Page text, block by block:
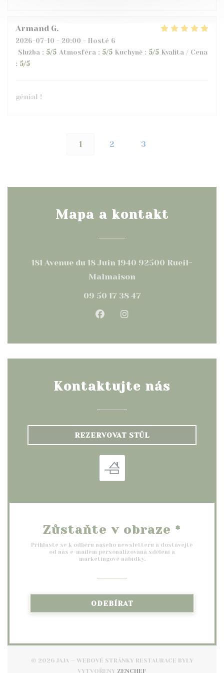
Armand G
2026-07-10 - 20:00 - Hosté 6
Služba : 5/5 Atmosféra : 5/5 Kuchyně : 5/5 Kvalita / Cena
: 5/5
génial !
1 2 3
Mapa a kontakt
181 Avenue du 18 Juin 1940 92500 Rueil-
Malmaison
09 50 17 38 47
Facebook ((otevře se v
Kontaktujte nás
REZERVOVAT STŮL
Zůstaňte v obraze *
Přihlaste se k odběru našeho newsletteru a dostávejte
od nás e-mailem personalizovaná sdělení a
marketingové nabídky.
ODEBÍRAT
© 2026 JAJA — WEBOVÉ STRÁNKY RESTAURACE BYLY
VYTVOŘENY ZENCHEF